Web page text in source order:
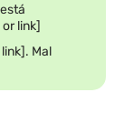
link]
Mal